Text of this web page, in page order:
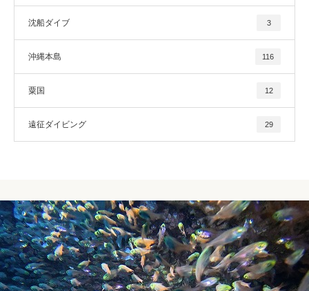
沈船ダイブ 3
沖縄本島 116
粟国 12
遠征ダイビング 29